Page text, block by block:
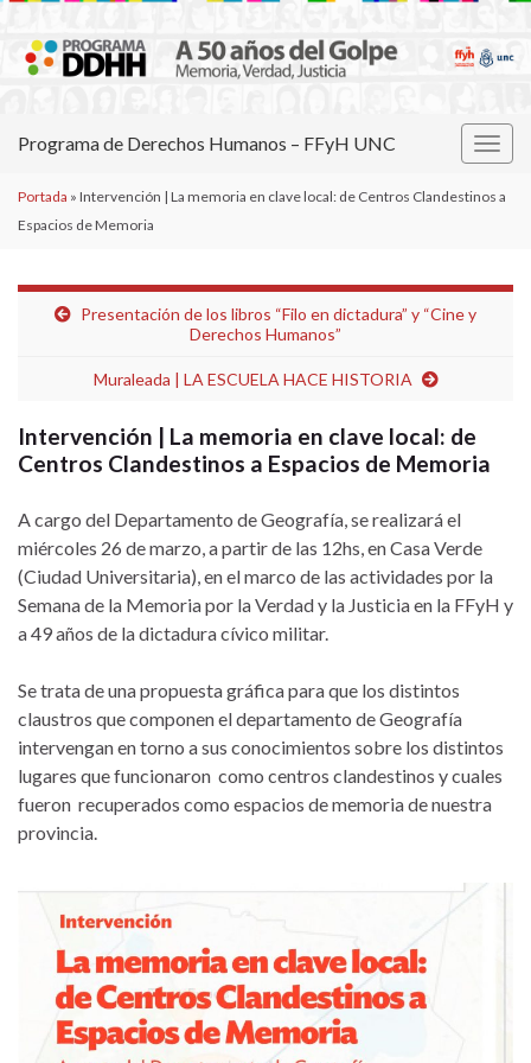
Programa de Derechos Humanos – FFyH UNC
Portada » Intervención | La memoria en clave local: de Centros Clandestinos a
Espacios de Memoria
Presentación de los libros “Filo en dictadura” y “Cine y
Derechos Humanos”
Muraleada | LA ESCUELA HACE HISTORIA
Intervención | La memoria en clave local: de
Centros Clandestinos a Espacios de Memoria
A cargo del Departamento de Geografía, se realizará el
miércoles 26 de marzo, a partir de las 12hs, en Casa Verde
(Ciudad Universitaria), en el marco de las actividades por la
Semana de la Memoria por la Verdad y la Justicia en la FFyH y
a 49 años de la dictadura cívico militar.
Se trata de una propuesta gráfica para que los distintos
claustros que componen el departamento de Geografía
intervengan en torno a sus conocimientos sobre los distintos
lugares que funcionaron como centros clandestinos y cuales
fueron recuperados como espacios de memoria de nuestra
provincia.